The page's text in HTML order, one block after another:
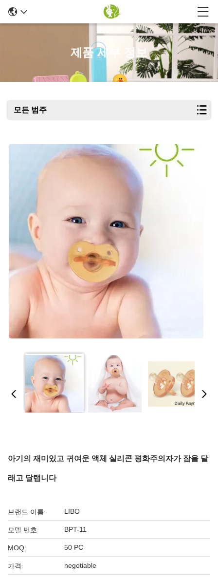
제품 세부 정보
모든 범주
아기의 재미있고 귀여운 액체 실리콘 평화주의자가 잠을 달
래고 달랩니다
브랜드 이름: LIBO
모델 번호: BPT-11
MOQ: 50 PC
가격: negotiable